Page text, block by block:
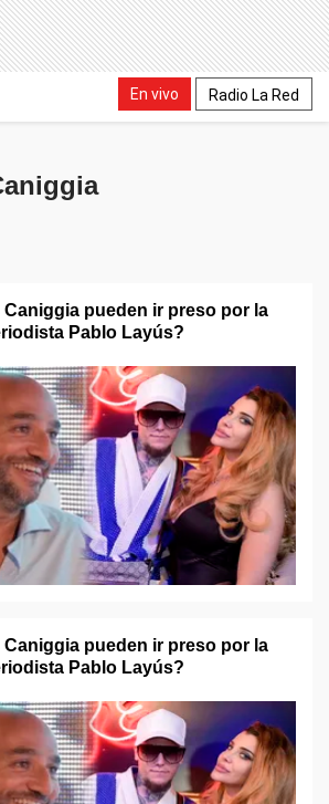
En vivo Radio La Red
pueden ir preso por la
Pablo Layús?
pueden ir preso por la
Pablo Layús?